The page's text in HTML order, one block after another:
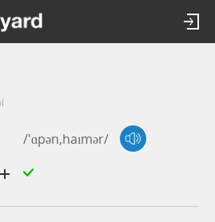
/'ɑpən,haɪmər/